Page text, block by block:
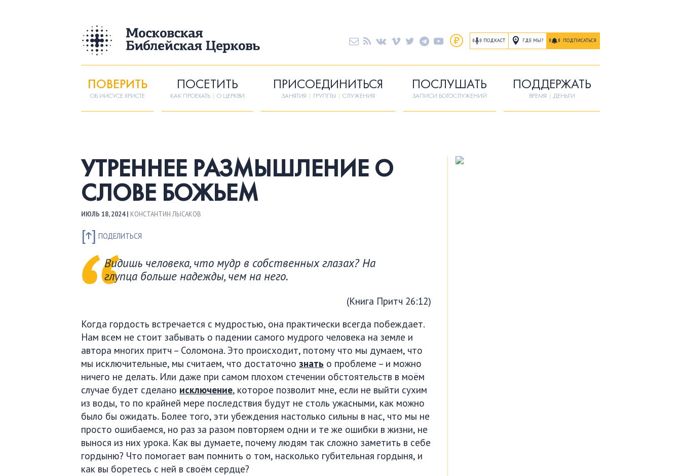
ПОДКАСТ ГДЕ МЫ? ПОДПИСАТЬСЯ
ПОВЕРИТЬ
ОБ ИИСУСЕ ХРИСТЕ
ПОСЕТИТЬ
КАК ПРОЕХАТЬ | О ЦЕРКВИ
ПРИСОЕДИНИТЬСЯ
ЗАНЯТИЯ | ГРУППЫ | СЛУЖЕНИЯ
ПОСЛУШАТЬ
ЗАПИСИ БОГОСЛУЖЕНИЙ
ПОДДЕРЖАТЬ
ВРЕМЯ | ДЕНЬГИ
УТРЕННЕЕ РАЗМЫШЛЕНИЕ О
СЛОВЕ БОЖЬЕМ
ИЮЛЬ 18, 2024 | КОНСТАНТИН ЛЫСАКОВ
ПОДЕЛИТЬСЯ
Видишь человека, что мудр в собственных глазах? На
глупца больше надежды, чем на него.
(Книга Притч 26:12)
Когда гордость встречается с мудростью, она практически всегда побеждает.
Нам всем не стоит забывать о падении самого мудрого человека на земле и
автора многих притч – Соломона. Это происходит, потому что мы думаем, что
мы исключительные, мы считаем, что достаточно знать о проблеме – и можно
ничего не делать. Или даже при самом плохом стечении обстоятельств в моём
случае будет сделано исключение, которое позволит мне, если не выйти сухим
из воды, то по крайней мере последствия будут не столь ужасными, как можно
было бы ожидать. Более того, эти убеждения настолько сильны в нас, что мы не
просто ошибаемся, но раз за разом повторяем одни и те же ошибки в жизни, не
вынося из них урока. Как вы думаете, почему людям так сложно заметить в себе
гордыню? Что помогает вам помнить о том, насколько губительная гордыня, и
как вы боретесь с ней в своём сердце?